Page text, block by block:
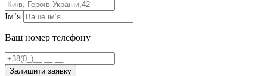
Ім’я
Ваш номер телефону
Залишити заявку